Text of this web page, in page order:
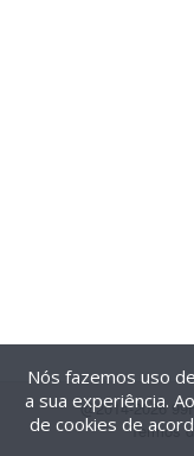
@2014-2026
Termos
Nós fazemos uso
a sua experiência.
de cookies de